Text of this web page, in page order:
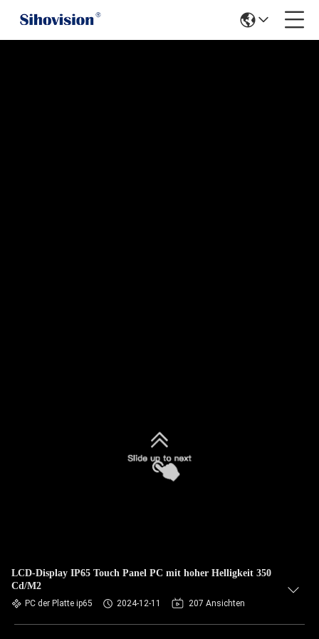
LCD-Display IP65 Touch Panel PC mit hoher Helligkeit 350
Cd/M2
PC der Platte ip65 2024-12-11 207 Ansichten